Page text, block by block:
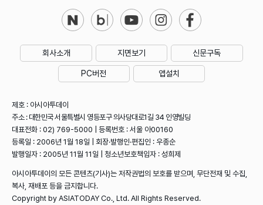
회사소개 지면보기 신문구독
PC버전 앱설치
제호 : 아시아투데이
주소 : 대한민국 서울특별시 영등포구 의사당대로1길 34 인영빌딩
대표전화 : 02) 769-5000 | 등록번호 : 서울 아00160
등록일 : 2006년 1월 18일 | 회장·발행인·편집인 : 우종순
발행일자 : 2005년 11월 11일 | 청소년보호책임자 : 성희제
아시아투데이의 모든 콘텐츠(기사)는 저작권법의 보호를 받으며, 무단전재 및 수집,
복사, 재배포 등을 금지합니다.
Copyright by ASIATODAY Co., Ltd. All Rights Reserved.